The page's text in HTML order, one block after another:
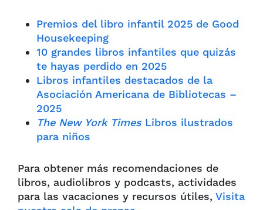
Premios del libro infantil 2025 de Good
Housekeeping
10 grandes libros infantiles que quizás
te hayas perdido en 2025
Libros infantiles destacados de la
Asociación Americana de Bibliotecas –
2025
The New York Times Libros ilustrados
para niños
Para obtener más recomendaciones de
libros, audiolibros y podcasts, actividades
para las vacaciones y recursos útiles, Visita